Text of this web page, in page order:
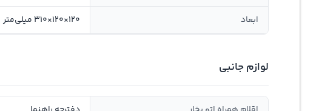
ابعاد 120×120×310 میلی‌متر
لوازم جانبی